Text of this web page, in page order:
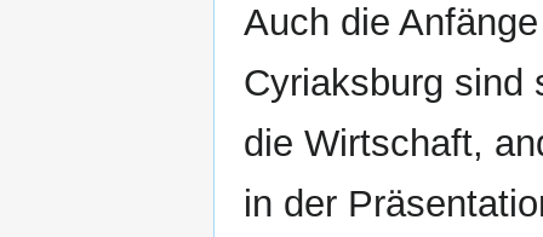
Auch die
Cyriaksburg sind
die Wirtschaft,
in der